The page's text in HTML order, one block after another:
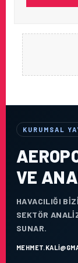
KURUMSAL
VE
HAVACILIĞI
SEKTÖR
SUNAR.